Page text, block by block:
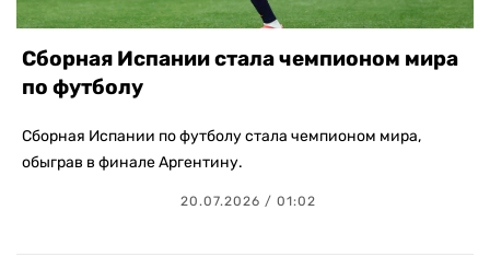
Сборная Испании стала чемпионом мира
по футболу
Сборная Испании по футболу стала чемпионом мира,
обыграв в финале Аргентину.
20.07.2026 / 01:02